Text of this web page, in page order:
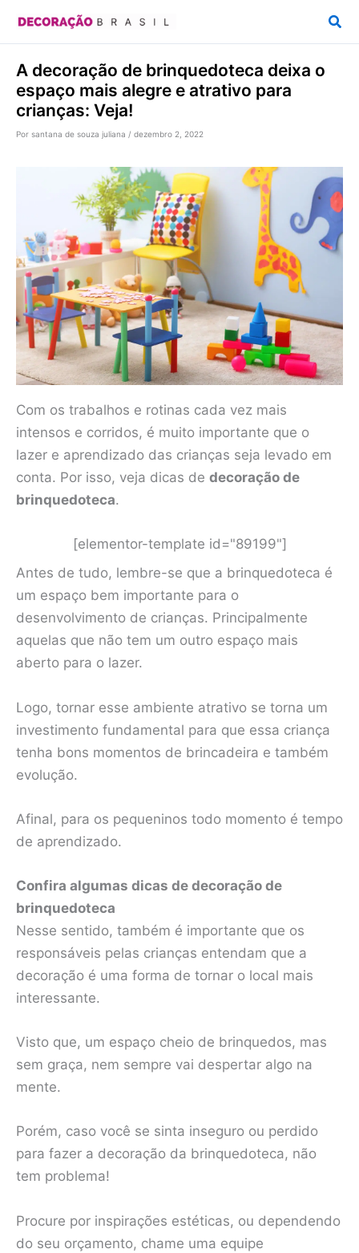
conteúdo
A decoração de brinquedoteca deixa o
espaço mais alegre e atrativo para
crianças: Veja!
Por santana de souza juliana / dezembro 2, 2022
Com os trabalhos e rotinas cada vez mais
intensos e corridos, é muito importante que o
lazer e aprendizado das crianças seja levado em
conta. Por isso, veja dicas de decoração de
brinquedoteca.
[elementor-template id="89199"]
Antes de tudo, lembre-se que a brinquedoteca é
um espaço bem importante para o
desenvolvimento de crianças. Principalmente
aquelas que não tem um outro espaço mais
aberto para o lazer.
Logo, tornar esse ambiente atrativo se torna um
investimento fundamental para que essa criança
tenha bons momentos de brincadeira e também
evolução.
Afinal, para os pequeninos todo momento é tempo
de aprendizado.
Confira algumas dicas de decoração de
brinquedoteca
Nesse sentido, também é importante que os
responsáveis pelas crianças entendam que a
decoração é uma forma de tornar o local mais
interessante.
Visto que, um espaço cheio de brinquedos, mas
sem graça, nem sempre vai despertar algo na
mente.
Porém, caso você se sinta inseguro ou perdido
para fazer a decoração da brinquedoteca, não
tem problema!
Procure por inspirações estéticas, ou dependendo
do seu orçamento, chame uma equipe